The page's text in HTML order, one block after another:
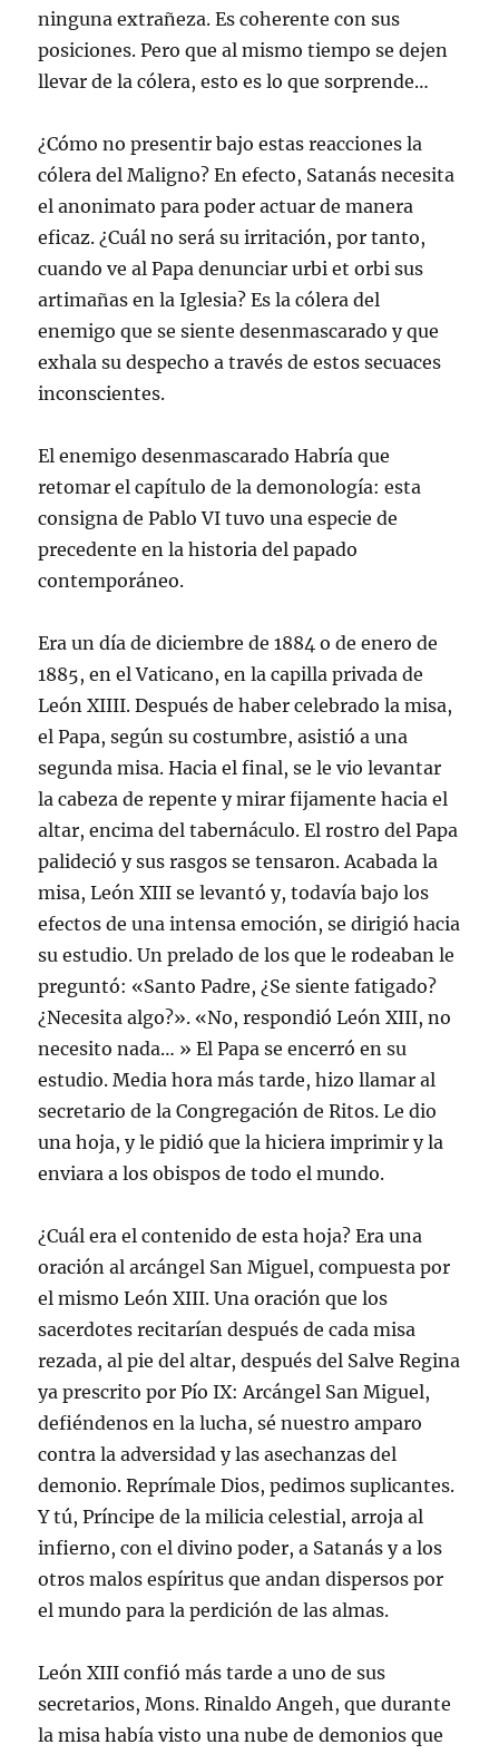
ninguna extrañeza. Es coherente con sus
posiciones. Pero que al mismo tiempo se dejen
llevar de la cólera, esto es lo que sorprende…
¿Cómo no presentir bajo estas reacciones la
cólera del Maligno? En efecto, Satanás necesita
el anonimato para poder actuar de manera
eficaz. ¿Cuál no será su irritación, por tanto,
cuando ve al Papa denunciar urbi et orbi sus
artimañas en la Iglesia? Es la cólera del
enemigo que se siente desenmascarado y que
exhala su despecho a través de estos secuaces
inconscientes.
El enemigo desenmascarado Habría que
retomar el capítulo de la demonología: esta
consigna de Pablo VI tuvo una especie de
precedente en la historia del papado
contemporáneo.
Era un día de diciembre de 1884 o de enero de
1885, en el Vaticano, en la capilla privada de
León XIIII. Después de haber celebrado la misa,
el Papa, según su costumbre, asistió a una
segunda misa. Hacia el final, se le vio levantar
la cabeza de repente y mirar fijamente hacia el
altar, encima del tabernáculo. El rostro del Papa
palideció y sus rasgos se tensaron. Acabada la
misa, León XIII se levantó y, todavía bajo los
efectos de una intensa emoción, se dirigió hacia
su estudio. Un prelado de los que le rodeaban le
preguntó: «Santo Padre, ¿Se siente fatigado?
¿Necesita algo?». «No, respondió León XIII, no
necesito nada… » El Papa se encerró en su
estudio. Media hora más tarde, hizo llamar al
secretario de la Congregación de Ritos. Le dio
una hoja, y le pidió que la hiciera imprimir y la
enviara a los obispos de todo el mundo.
¿Cuál era el contenido de esta hoja? Era una
oración al arcángel San Miguel, compuesta por
el mismo León XIII. Una oración que los
sacerdotes recitarían después de cada misa
rezada, al pie del altar, después del Salve Regina
ya prescrito por Pío IX: Arcángel San Miguel,
defiéndenos en la lucha, sé nuestro amparo
contra la adversidad y las asechanzas del
demonio. Reprímale Dios, pedimos suplicantes.
Y tú, Príncipe de la milicia celestial, arroja al
infierno, con el divino poder, a Satanás y a los
otros malos espíritus que andan dispersos por
el mundo para la perdición de las almas.
León XIII confió más tarde a uno de sus
secretarios, Mons. Rinaldo Angeh, que durante
la misa había visto una nube de demonios que